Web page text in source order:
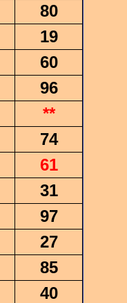
80
19
60
96
**
74
61
31
97
27
85
40